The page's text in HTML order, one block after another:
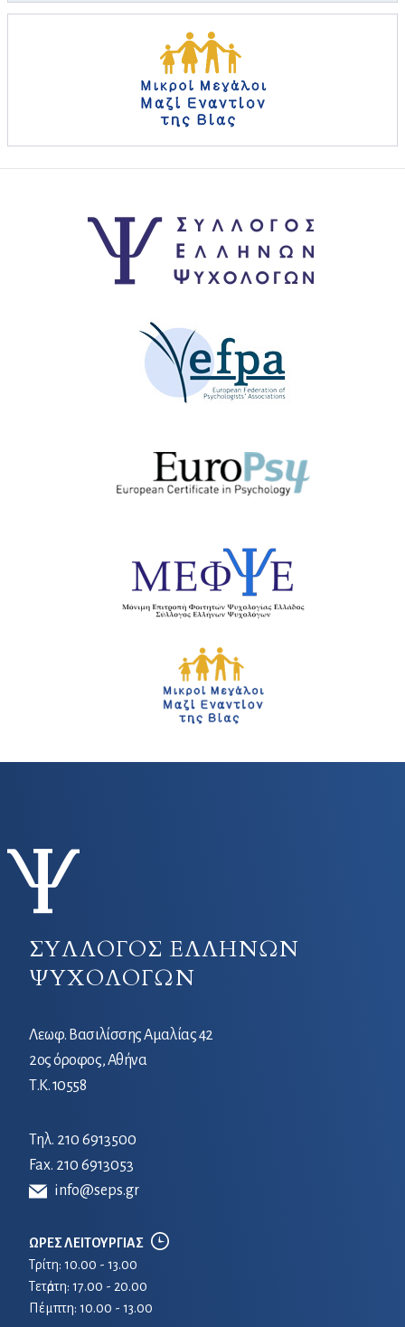
ΣΥΛΛΟΓΟΣ ΕΛΛΗΝΩΝ
ΨΥΧΟΛΟΓΩΝ
Λεωφ. Βασιλίσσης Αμαλίας 42
2ος όροφος, Αθήνα
Τ.Κ. 10558
Τηλ. 210 6913500
Fax. 210 6913053
info@seps.gr
ΩΡΕΣ ΛΕΙΤΟΥΡΓΙΑΣ
Τρίτη: 10.00 - 13.00
Τετἀρτη: 17.00 - 20.00
Πέμπτη: 10.00 - 13.00